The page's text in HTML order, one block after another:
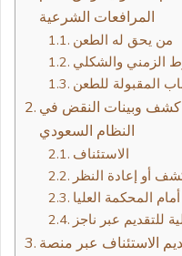
المرافعات الشرعية
من يحق له الطعن
الزمني والشكلي
المقبولة للطعن
كشف وبينات النقض في
النظام السعودي
الاستئناف
أو إعادة النظر
المحكمة العليا
للتقديم عبر ناجز
الاستئناف عبر منصة